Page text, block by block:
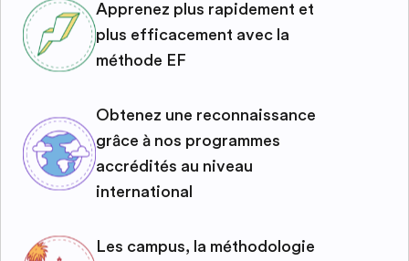
Apprenez plus rapidement et
plus efficacement avec la
méthode EF
Obtenez une reconnaissance
grâce à nos programmes
accrédités au niveau
international
Les campus, la méthodologie